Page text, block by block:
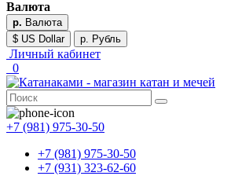
Валюта
р. Валюта
$ US Dollar
р. Рубль
Личный кабинет
0
+7 (981) 975-30-50
+7 (981) 975-30-50
+7 (931) 323-62-60